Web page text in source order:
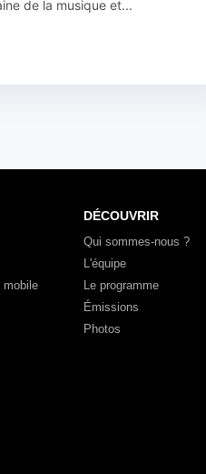
de la musique et...
mobile
DÉCOUVRIR
Qui sommes-nous ?
L'équipe
Le programme
Émissions
Photos